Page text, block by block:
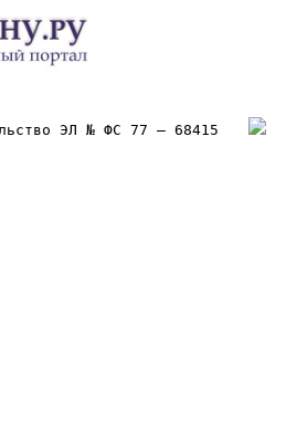
ЭЛ № ФС 77 – 68415